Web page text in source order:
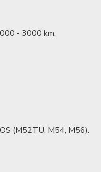
- 3000 km.
(M52TU, M54, M56).